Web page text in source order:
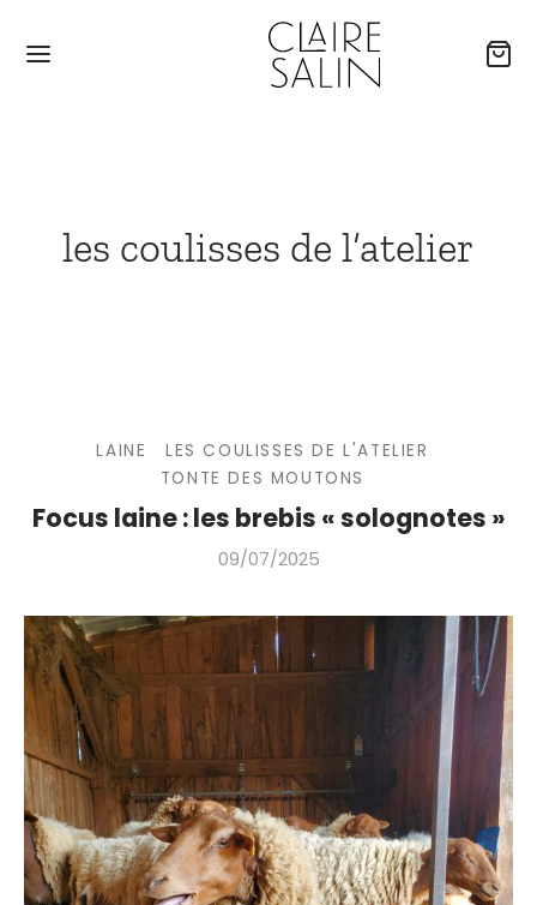
les coulisses de l’atelier
LAINE
LES COULISSES DE L'ATELIER
TONTE DES MOUTONS
Focus laine : les brebis « solognotes »
09/07/2025